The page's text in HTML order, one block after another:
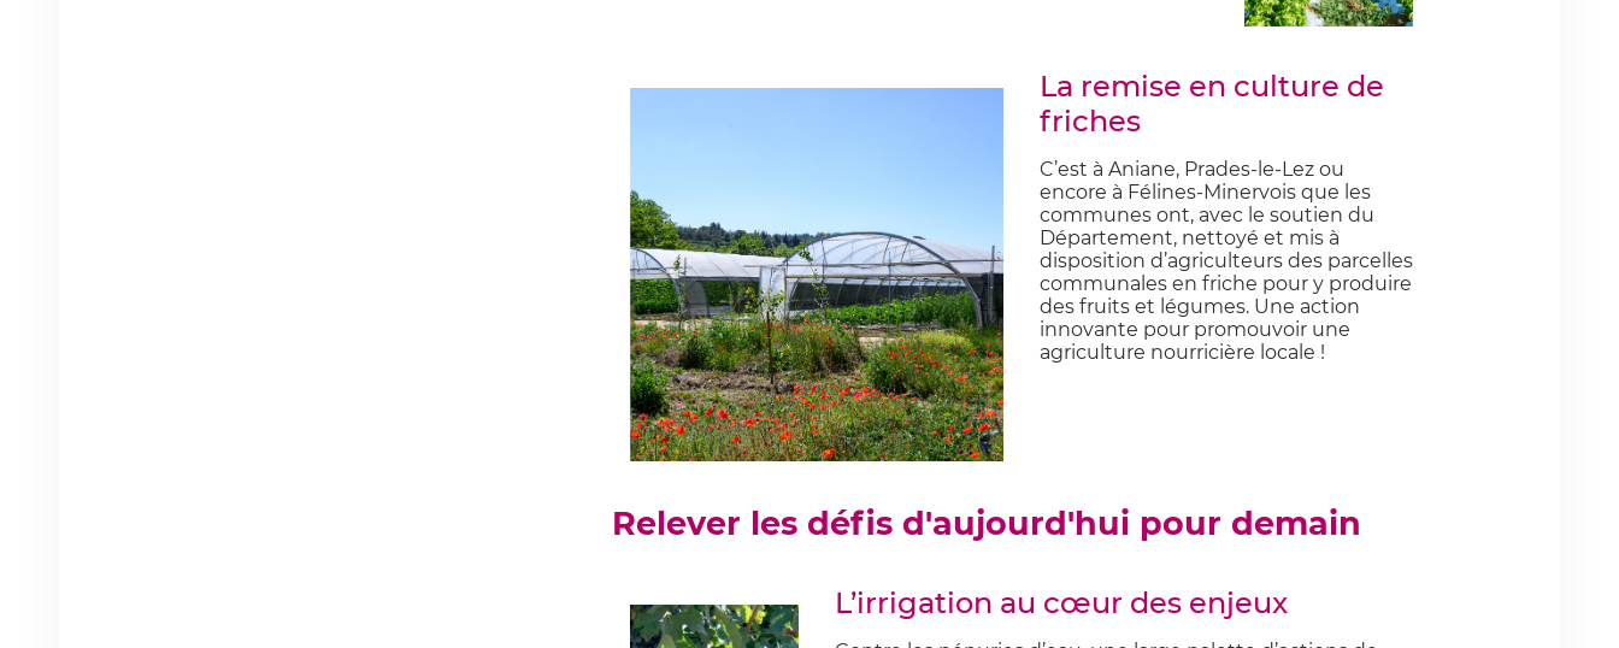
La remise en culture de
friches
C’est à Aniane, Prades-le-Lez ou
encore à Félines-Minervois que les
communes ont, avec le soutien du
Département, nettoyé et mis à
disposition d’agriculteurs des parcelles
communales en friche pour y produire
des fruits et légumes. Une action
innovante pour promouvoir une
agriculture nourricière locale !
Relever les défis d'aujourd'hui pour demain
L’irrigation au cœur des enjeux